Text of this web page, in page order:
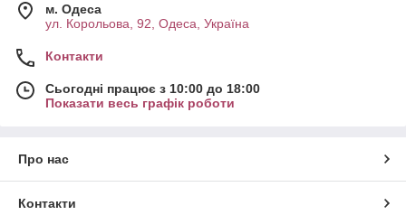
м. Одеса
ул. Корольова, 92, Одеса, Україна
Контакти
Сьогодні працює з 10:00 до 18:00
Показати весь графік роботи
Про нас
Контакти